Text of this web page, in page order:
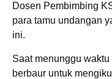
Dosen Pembimbing
para tamu undangan
ini.
Saat menunggu
berbaur untuk